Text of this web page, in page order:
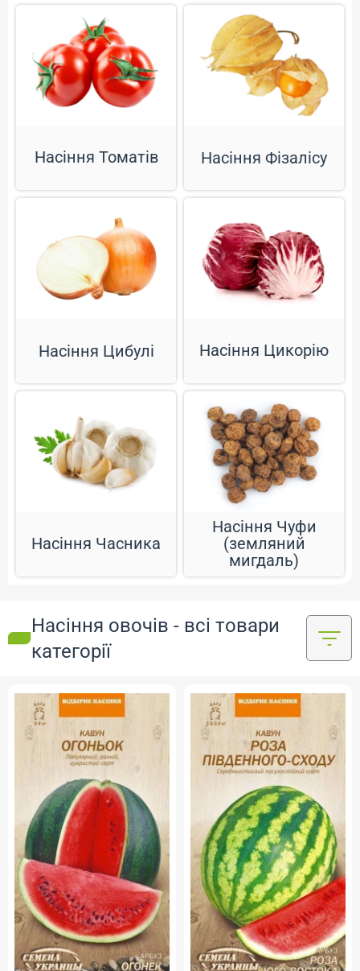
Насіння Томатів Насіння Фізалісу
Насіння Цибулі Насіння Цикорію
Насіння Часника
Насіння Чуфи
(земляний
мигдаль)
Насіння овочів - всі товари
категорії